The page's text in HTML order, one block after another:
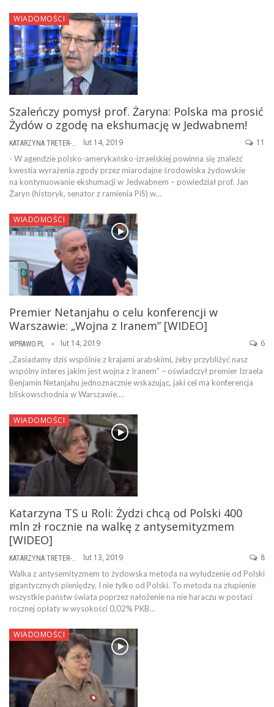
WIADOMOŚCI
Szaleńczy pomysł prof. Żaryna: Polska ma prosić
Żydów o zgodę na ekshumację w Jedwabnem!
KATARZYNA TRETER-SIERPIŃSKA lut 14, 2019 11
- W agendzie polsko-amerykańsko-izraelskiej powinna się znaleźć
kwestia wyrażenia zgody przez miarodajne środowiska żydowskie
na kontynuowanie ekshumacji w Jedwabnem – powiedział prof. Jan
Żaryn (historyk, senator z ramienia PiS) w…
WIADOMOŚCI
Premier Netanjahu o celu konferencji w
Warszawie: „Wojna z Iranem” [WIDEO]
WPRAWO.PL lut 14, 2019 6
„Zasiadamy dziś wspólnie z krajami arabskimi, żeby przybliżyć nasz
wspólny interes jakim jest wojna z Iranem” – oświadczył premier Izraela
Benjamin Netanjahu jednoznacznie wskazując, jaki cel ma konferencja
bliskowschodnia w Warszawie.…
WIADOMOŚCI
Katarzyna TS u Roli: Żydzi chcą od Polski 400
mln zł rocznie na walkę z antysemityzmem
[WIDEO]
KATARZYNA TRETER-SIERPIŃSKA lut 13, 2019 8
Walka z antysemityzmem to żydowska metoda na wyłudzenie od Polski
gigantycznych pieniędzy. I nie tylko od Polski. To metoda na złupienie
wszystkie państw świata poprzez nałożenie na nie haraczu w postaci
rocznej opłaty w wysokości 0,02% PKB…
WIADOMOŚCI